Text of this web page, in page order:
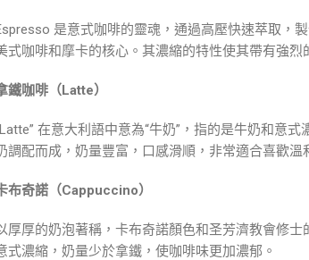
是意式咖啡的靈魂，通過高壓快速萃取，
式咖啡和摩卡的核心。其濃縮的特性使其帶有強
鐵咖啡（Latte）
在意大利語中意為“牛奶”，指的是牛奶和意
調配而成，奶量豐富，口感滑順，非常適合喜歡溫
布奇諾（Cappuccino）
厚厚的奶泡著稱，卡布奇諾顏色和圣芳濟教會修
式濃縮，奶量少於拿鐵，使咖啡味更加濃郁。